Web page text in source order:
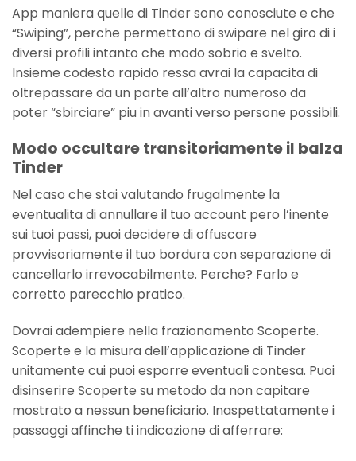
App maniera quelle di Tinder sono conosciute e che
“Swiping”, perche permettono di swipare nel giro di i
diversi profili intanto che modo sobrio e svelto.
Insieme codesto rapido ressa avrai la capacita di
oltrepassare da un parte all’altro numeroso da
poter “sbirciare” piu in avanti verso persone possibili.
Modo occultare transitoriamente il balza
Tinder
Nel caso che stai valutando frugalmente la
eventualita di annullare il tuo account pero l’inente
sui tuoi passi, puoi decidere di offuscare
provvisoriamente il tuo bordura con separazione di
cancellarlo irrevocabilmente. Perche? Farlo e
corretto parecchio pratico.
Dovrai adempiere nella frazionamento Scoperte.
Scoperte e la misura dell’applicazione di Tinder
unitamente cui puoi esporre eventuali contesa. Puoi
disinserire Scoperte su metodo da non capitare
mostrato a nessun beneficiario. Inaspettatamente i
passaggi affinche ti indicazione di afferrare: